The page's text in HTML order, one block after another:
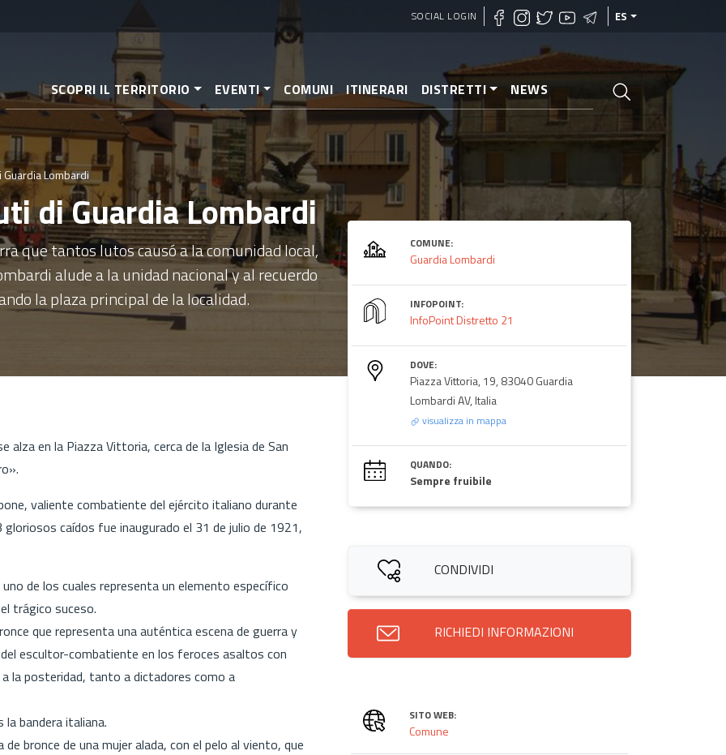
SOCIAL LOGIN ES
SCOPRI IL TERRITORIO EVENTI COMUNI ITINERARI DISTRETTI NEWS
Lombardi
di Guardia Lombardi
que tantos lutos causó a la comunidad local,
alude a la unidad nacional y al recuerdo
la plaza principal de la localidad.
alza en la Piazza Vittoria, cerca de la Iglesia de San
valiente combatiente del ejército italiano durante
caídos fue inaugurado el 31 de julio de 1921,
de los cuales representa un elemento específico
trágico suceso.
que representa una auténtica escena de guerra y
escultor-combatiente en los feroces asaltos con
la posteridad, tanto a dictadores como a
bandera italiana.
bronce de una mujer alada, con el pelo al viento, que
COMUNE:
Guardia Lombardi
INFOPOINT:
InfoPoint Distretto 21
DOVE:
Piazza Vittoria, 19, 83040 Guardia
Lombardi AV, Italia
visualizza in mappa
QUANDO:
Sempre fruibile
CONDIVIDI
RICHIEDI INFORMAZIONI
SITO WEB:
Comune